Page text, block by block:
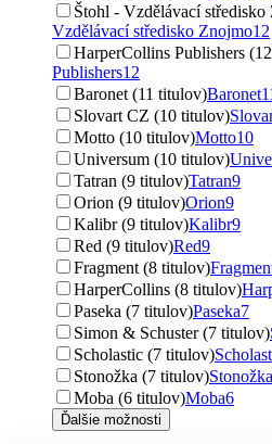
Štohl - Vzdělávací
Vzdělávací středisko Znojmo12
HarperCollins Publishers
Publishers12
Baronet (11 titulov)Baronet
Slovart CZ (10 titulov)
Motto (10 titulov)Motto10
Universum (10 titulov)
Tatran (9 titulov)Tatran9
Orion (9 titulov)Orion9
Kalibr (9 titulov)Kalibr9
Red (9 titulov)Red9
Fragment (8 titulov)
HarperCollins (8 titulov)
Paseka (7 titulov)Paseka7
Simon & Schuster (7 titulov)
Scholastic (7 titulov)
Stonožka (7 titulov)Stonožka
Moba (6 titulov)Moba6
Ďalšie možnosti